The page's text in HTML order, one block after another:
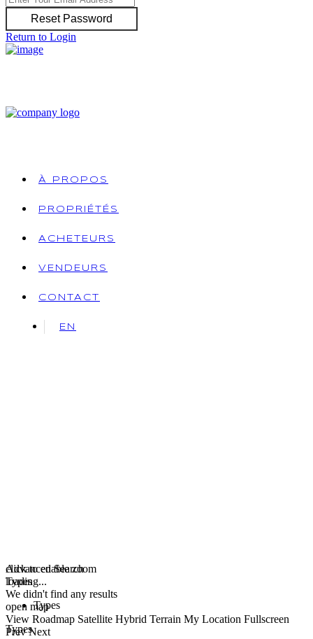
Reset Password
Return to Login
À PROPOS
PROPRIÉTÉS
ACHETEURS
VENDEURS
CONTACT
EN
click to enable zoom
loading...
We didn't find any results
open map
View Roadmap Satellite Hybrid Terrain My Location Fullscreen
Prev Next
Advanced Search
Types
Types
Types